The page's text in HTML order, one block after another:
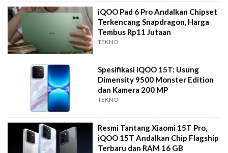
iQOO Pad 6 Pro Andalkan Chipset
Terkencang Snapdragon, Harga
Tembus Rp11 Jutaan
TEKNO
Spesifikasi iQOO 15T: Usung
Dimensity 9500 Monster Edition
dan Kamera 200 MP
TEKNO
Resmi Tantang Xiaomi 15T Pro,
iQOO 15T Andalkan Chip Flagship
Terbaru dan RAM 16 GB